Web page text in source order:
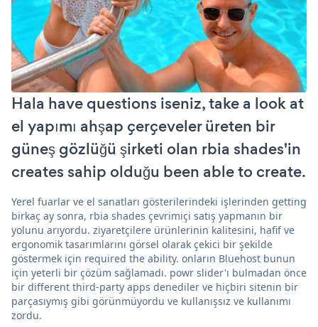
Hala have questions iseniz, take a look at
el yapımı ahşap çerçeveler üreten bir
güneş gözlüğü şirketi olan rbia shades'in
creates sahip olduğu been able to create.
Yerel fuarlar ve el sanatları gösterilerindeki işlerinden getting
birkaç ay sonra, rbia shades çevrimiçi satış yapmanın bir
yolunu arıyordu. ziyaretçilere ürünlerinin kalitesini, hafif ve
ergonomik tasarımlarını görsel olarak çekici bir şekilde
göstermek için required the ability. onların Bluehost bunun
için yeterli bir çözüm sağlamadı. powr slider'ı bulmadan önce
bir different third-party apps denediler ve hiçbiri sitenin bir
parçasıymış gibi görünmüyordu ve kullanışsız ve kullanımı
zordu.